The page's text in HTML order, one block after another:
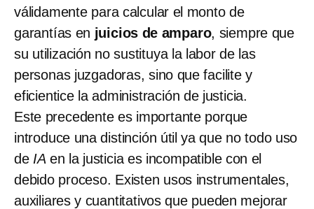
válidamente para calcular el monto de
garantías en juicios de amparo, siempre que
su utilización no sustituya la labor de las
personas juzgadoras, sino que facilite y
eficientice la administración de justicia.
Este precedente es importante porque
introduce una distinción útil ya que no todo uso
de IA en la justicia es incompatible con el
debido proceso. Existen usos instrumentales,
auxiliares y cuantitativos que pueden mejorar